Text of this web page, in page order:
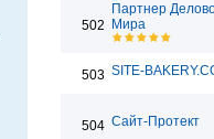
502
Партнер
Мира
503 SITE-
504 Сайт-Протект